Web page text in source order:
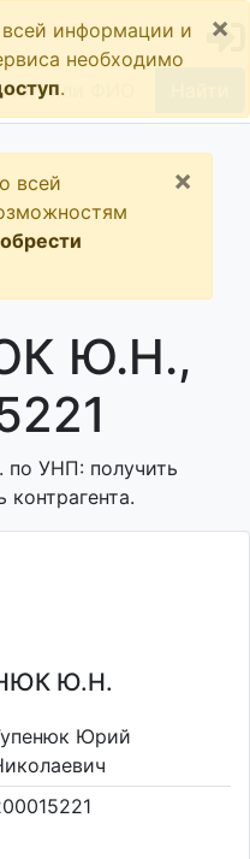
информации и
необходимо
.
×
всей
×
Ю.Н.,
УНП: получить
контрагента.
Ю.Н.
Юрий